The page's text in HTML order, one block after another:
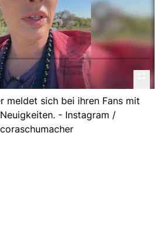
meldet sich bei ihren Fans mit
- Instagram /